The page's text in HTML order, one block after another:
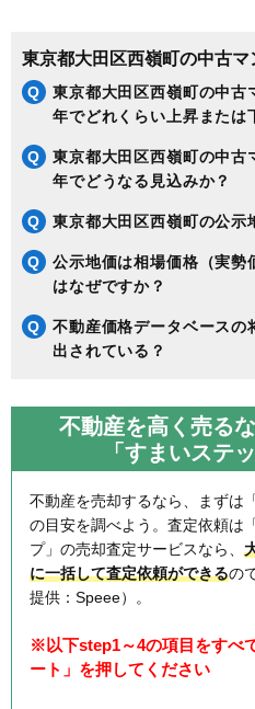
東京都大田区西嶺町の中古
Q
東京都大田区西嶺町の中古
年でどれくらい上昇または
Q
東京都大田区西嶺町の中古
年でどうなる見込みか？
Q 東京都大田区西嶺町の公示
Q
公示地価は相場価格（実勢
はなぜですか？
Q
不動産価格データベースの
出されている？
不動産を高く売る
「すまいステ
不動産を売却するなら、まずは
の目安を調べよう。査定依頼は
プ」の売却査定サービスなら、
に一括して査定依頼ができるの
提供：Speee）。
※以下step1～4の項目をすべ
ート」を押してください